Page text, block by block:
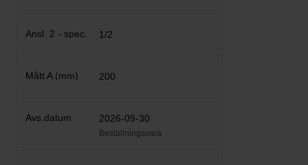
1/2
200
2026-09-30
Beställningsvara